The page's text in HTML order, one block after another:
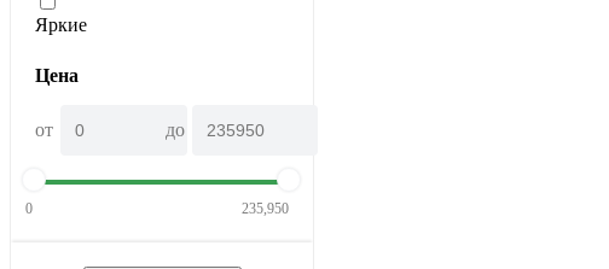
Яркие
Цена
от до
0 235,950